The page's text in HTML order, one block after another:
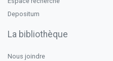
Depositum
La bibliothèque
Nous joindre